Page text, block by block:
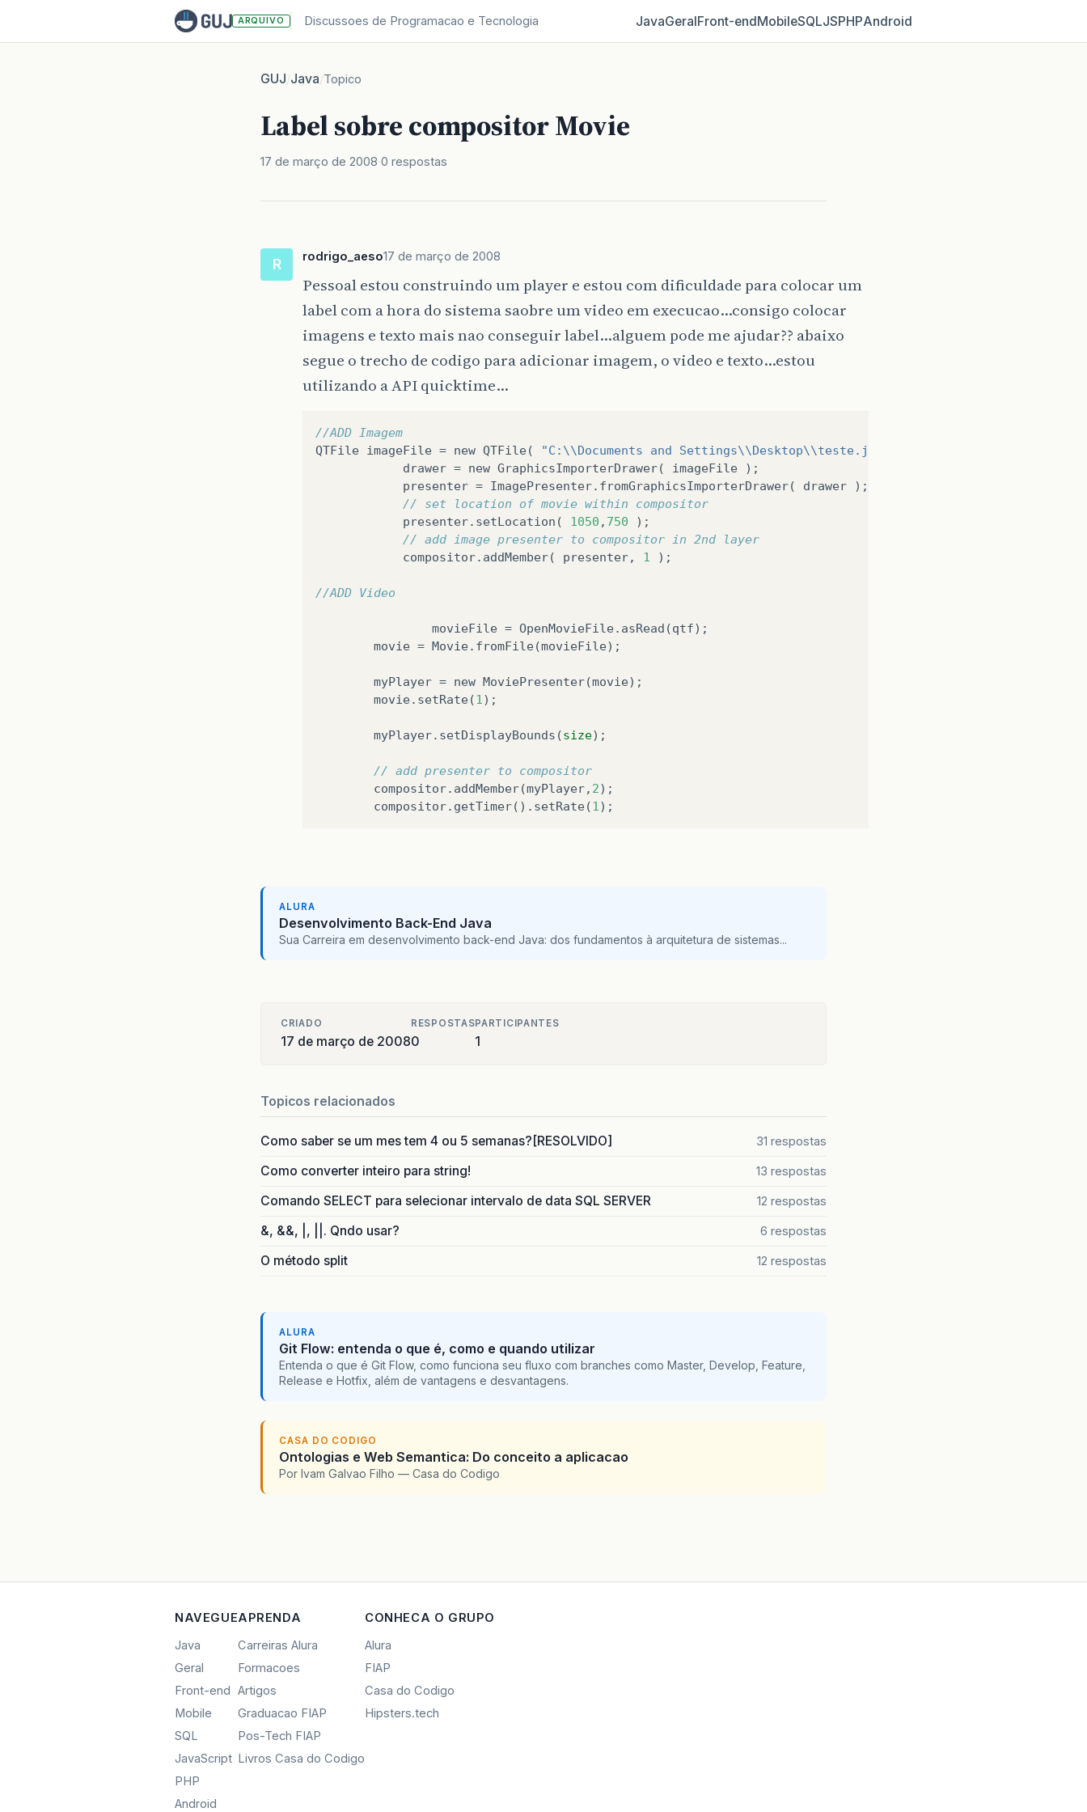
ARQUIVO Discussoes de Programacao e Tecnologia JavaGeralFront‑endMobileSQLJSPHPAndroid
GUJ/Java/Topico
Label sobre compositor Movie
17 de março de 2008 0 respostas
R rodrigo_aeso17 de março de 2008
Pessoal estou construindo um player e estou com dificuldade para colocar um
label com a hora do sistema saobre um video em execucao…consigo colocar
imagens e texto mais nao conseguir label…alguem pode me ajudar?? abaixo
segue o trecho de codigo para adicionar imagem, o video e texto…estou
utilizando a API quicktime…
//ADD Imagem
QTFile imageFile = new QTFile( "C:\\Documents and Settings\\Desktop\\teste.jpg"
drawer = new GraphicsImporterDrawer( imageFile
);
presenter = ImagePresenter. fromGraphicsImporterDrawer( drawer
);
// set location of movie within compositor
presenter. setLocation ( 1050 , 750
);
// add image presenter to compositor in 2nd layer
compositor. addMember( presenter, 1 );
//ADD Video
movieFile = OpenMovieFile. asRead (qtf);
movie = Movie. fromFile(movieFile);
myPlayer = new MoviePresenter(movie);
movie. setRate(1 );
myPlayer. setDisplayBounds (size);
// add presenter to compositor
compositor. addMember(myPlayer, 2);
compositor. getTimer(). setRate(1 );
ALURA
Desenvolvimento Back-End Java
Sua Carreira em desenvolvimento back-end Java: dos fundamentos à arquitetura de sistemas...
CRIADO
17 de março de 2008
RESPOSTAS
0
PARTICIPANTES
1
Topicos relacionados
Como saber se um mes tem 4 ou 5 semanas?[RESOLVIDO] 31 respostas
Como converter inteiro para string! 13 respostas
Comando SELECT para selecionar intervalo de data SQL SERVER 12 respostas
&, &&, |, ||. Qndo usar? 6 respostas
O método split 12 respostas
ALURA
Git Flow: entenda o que é, como e quando utilizar
Entenda o que é Git Flow, como funciona seu fluxo com branches como Master, Develop, Feature,
Release e Hotfix, além de vantagens e desvantagens.
CASA DO CODIGO
Ontologias e Web Semantica: Do conceito a aplicacao
Por Ivam Galvao Filho — Casa do Codigo
NAVEGUE
Java
Geral
Front-end
Mobile
SQL
JavaScript
PHP
Android
APRENDA
Carreiras Alura
Formacoes
Artigos
Graduacao FIAP
Pos-Tech FIAP
Livros Casa do Codigo
CONHECA O GRUPO
Alura
FIAP
Casa do Codigo
Hipsters.tech